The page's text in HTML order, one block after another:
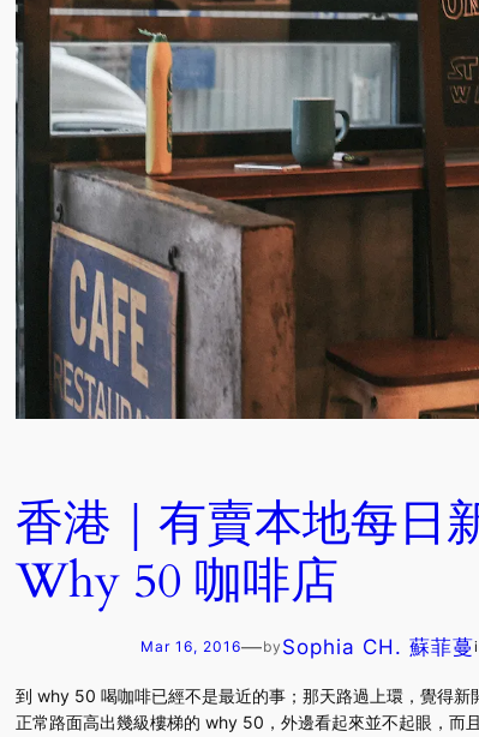
香港｜有賣本地每日
Why 50 咖啡店
Mar 16, 2016—by Sophia CH. 蘇菲蔓
到 why 50 喝咖啡已經不是最近的事；那天路過上環，覺得
正常路面高出幾級樓梯的 why 50，外邊看起來並不起眼，而